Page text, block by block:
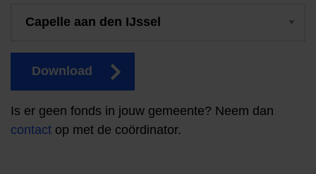
Download
Is er geen fonds in jouw gemeente? Neem dan
contact op met de coördinator.